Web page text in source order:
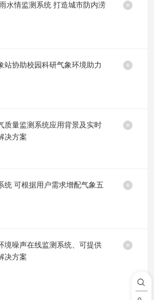
水情监测系统 打造城市防内涝
站协助校园科研气象环境助力
质量监测系统应用背景及实时
决方案
统 可根据用户需求增配气象五
境噪声在线监测系统、可提供
决方案